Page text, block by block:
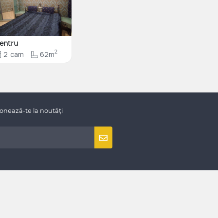
2 cam 62m2
te la noutăți